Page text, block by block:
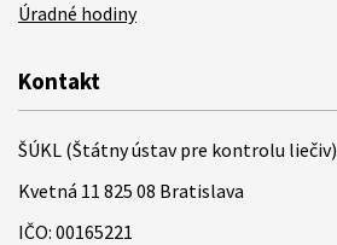
Úradné hodiny
Kontakt
ŠÚKL (Štátny ústav pre kontrolu liečiv)
Kvetná 11 825 08 Bratislava
IČO: 00165221